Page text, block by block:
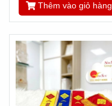
Thêm vào giỏ hàng